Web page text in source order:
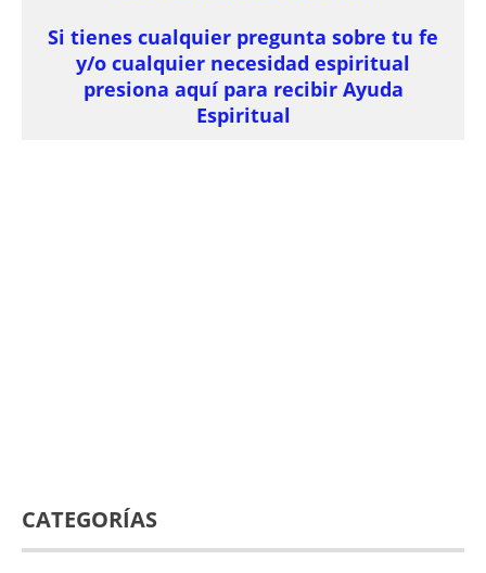
Si tienes cualquier pregunta sobre tu fe
y/o cualquier necesidad espiritual
presiona aquí para recibir Ayuda
Espiritual
CATEGORÍAS